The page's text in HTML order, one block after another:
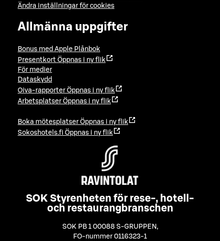
Ändra inställningar för cookies
Allmänna uppgifter
Bonus med Apple Plånbok
Presentkort Öppnas i ny flik
För medier
Dataskydd
Oiva-rapporter Öppnas i ny flik
Arbetsplatser Öppnas i ny flik
Boka mötesplatser Öppnas i ny flik
Sokoshotels.fi Öppnas i ny flik
SOK Styrenheten för rese-, hotell-
och restaurangbranschen
SOK PB 1 00088 S-GRUPPEN ,
FO-nummer 0116323-1